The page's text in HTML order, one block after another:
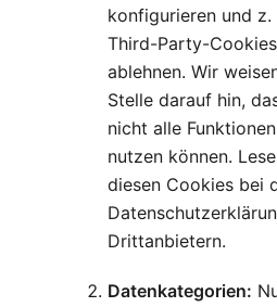
konfigurieren und z.
Third-Party-
ablehnen. Wir
Stelle darauf hin,
nicht alle
nutzen können.
diesen Cookies bei
Drittanbietern.
Datenkategorien: